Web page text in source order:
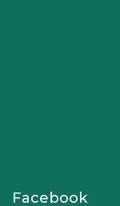
Facebook